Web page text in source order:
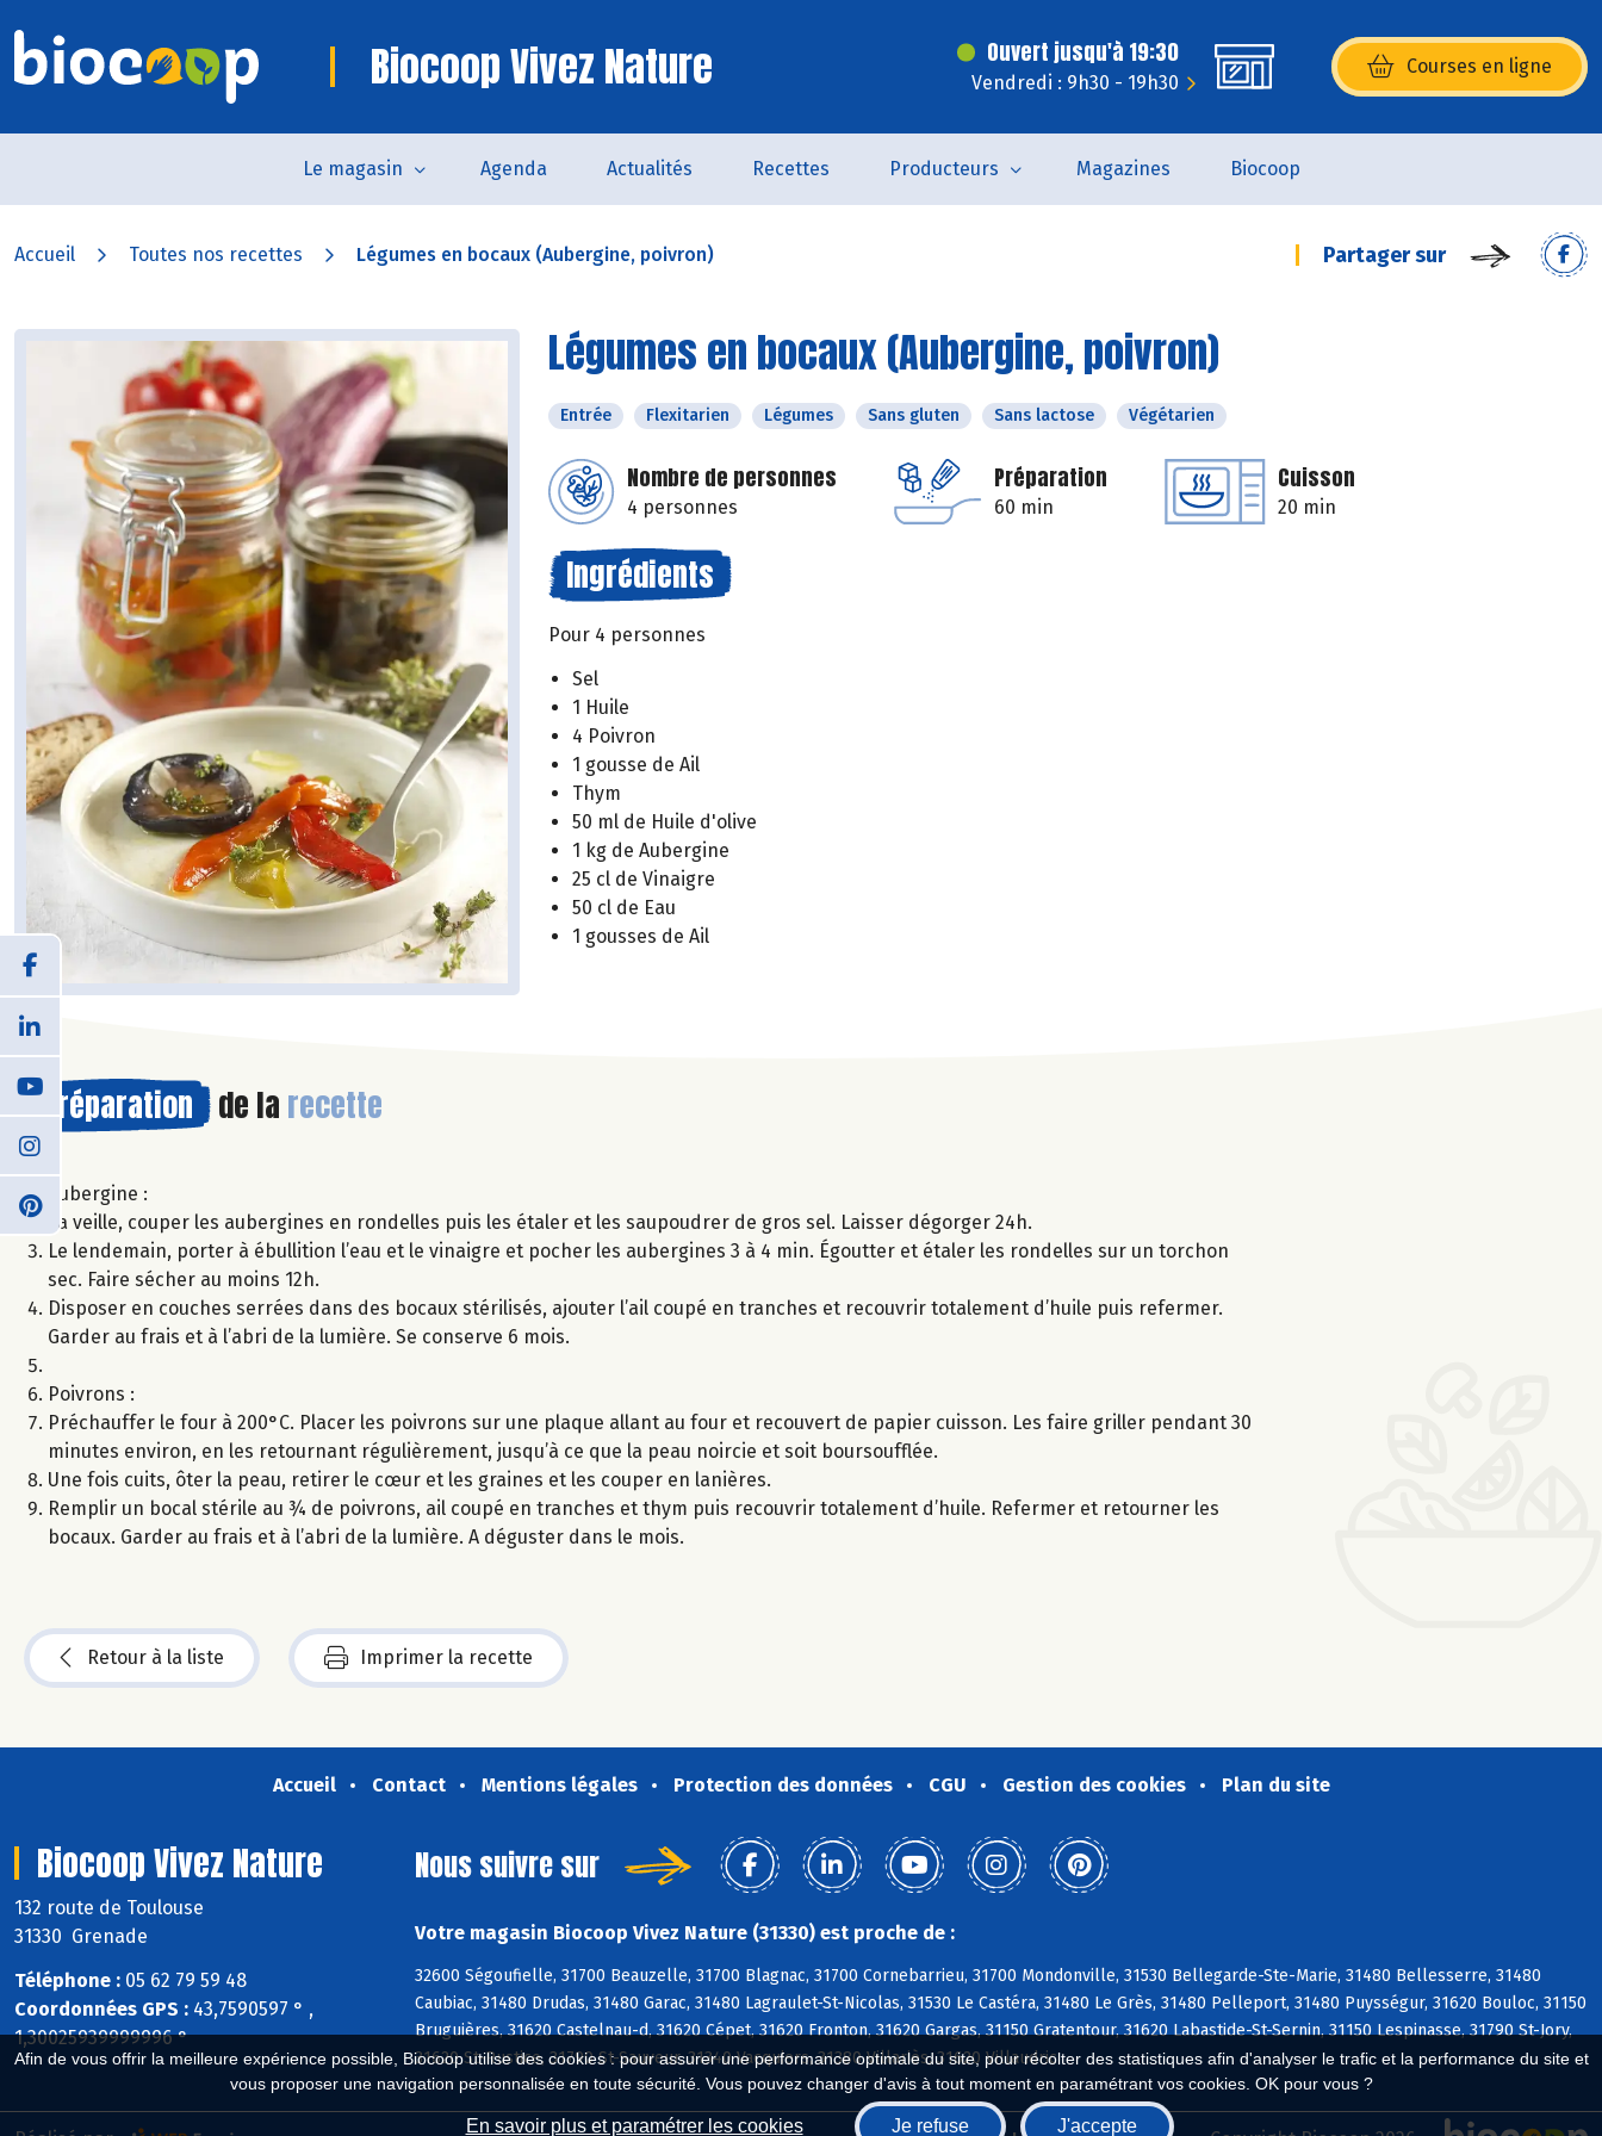
Afin de vous offrir la meilleure expérience possible, Biocoop utilise des cookies : pour assurer une performance optimale du site, pour récolter des statistiques afin d'analyser le trafic et la performance du site et
vous proposer une navigation personnalisée en toute sécurité. Vous pouvez changer d'avis à tout moment en paramétrant vos cookies. OK pour vous ?
En savoir plus et paramétrer les cookies Je refuse J'accepte
Biocoop Vivez Nature Ouvert jusqu'à 19:30
Vendredi : 9h30 - 19h30
Courses en ligne
(s’ouvre dans une nouvelle
Le magasin Agenda Actualités Recettes Producteurs Magazines Biocoop
Accueil Toutes nos recettes Légumes en bocaux (Aubergine, poivron) Partager sur
Légumes en bocaux (Aubergine, poivron)
Entrée Flexitarien Légumes Sans gluten Sans lactose Végétarien
Nombre de personnes
4 personnes
Préparation
60 min
Cuisson
20 min
Ingrédients
Pour 4 personnes
Sel
1 Huile
4 Poivron
1 gousse de Ail
Thym
50 ml de Huile d'olive
1 kg de Aubergine
25 cl de Vinaigre
50 cl de Eau
1 gousses de Ail
Préparation de la recette
Aubergine :
La veille, couper les aubergines en rondelles puis les étaler et les saupoudrer de gros sel. Laisser dégorger 24h.
Le lendemain, porter à ébullition l’eau et le vinaigre et pocher les aubergines 3 à 4 min. Égoutter et étaler les rondelles sur un torchon
sec. Faire sécher au moins 12h.
Disposer en couches serrées dans des bocaux stérilisés, ajouter l’ail coupé en tranches et recouvrir totalement d’huile puis refermer.
Garder au frais et à l’abri de la lumière. Se conserve 6 mois.
Poivrons :
Préchauffer le four à 200°C. Placer les poivrons sur une plaque allant au four et recouvert de papier cuisson. Les faire griller pendant 30
minutes environ, en les retournant régulièrement, jusqu’à ce que la peau noircie et soit boursoufflée.
Une fois cuits, ôter la peau, retirer le cœur et les graines et les couper en lanières.
Remplir un bocal stérile au ¾ de poivrons, ail coupé en tranches et thym puis recouvrir totalement d’huile. Refermer et retourner les
bocaux. Garder au frais et à l’abri de la lumière. A déguster dans le mois.
Retour à la liste Imprimer la recette
Accueil Contact Mentions légales Protection des données CGU Gestion des cookies Plan du site
Biocoop Vivez Nature
132 route de Toulouse
31330 Grenade
Téléphone : 05 62 79 59 48
Coordonnées GPS : 43,7590597 ° ,
1,30025939999996 °
Nous suivre sur
Votre magasin Biocoop Vivez Nature (31330) est proche de :
32600 Ségoufielle, 31700 Beauzelle, 31700 Blagnac, 31700 Cornebarrieu, 31700 Mondonville, 31530 Bellegarde-Ste-Marie, 31480 Bellesserre, 31480
Caubiac, 31480 Drudas, 31480 Garac, 31480 Lagraulet-St-Nicolas, 31530 Le Castéra, 31480 Le Grès, 31480 Pelleport, 31480 Puysségur, 31620 Bouloc, 31150
Bruguières, 31620 Castelnau-d, 31620 Cépet, 31620 Fronton, 31620 Gargas, 31150 Gratentour, 31620 Labastide-St-Sernin, 31150 Lespinasse, 31790 St-Jory,
31620 St-Rustice, 31790 St-Sauveur, 31340 Vacquiers, 31380 Villariès, 31620 Villaudric